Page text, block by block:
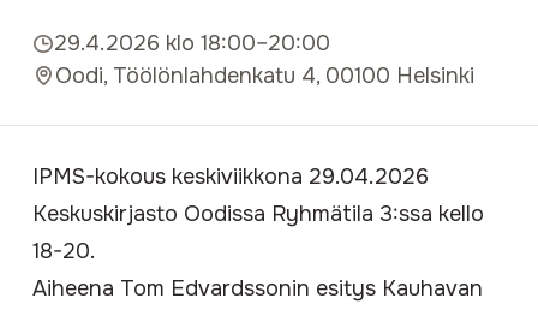
29.4.2026 klo 18:00–20:00
Oodi, Töölönlahdenkatu 4, 00100 Helsinki
IPMS-kokous keskiviikkona 29.04.2026
Keskuskirjasto Oodissa Ryhmätila 3:ssa kello
18-20.
Aiheena Tom Edvardssonin esitys Kauhavan